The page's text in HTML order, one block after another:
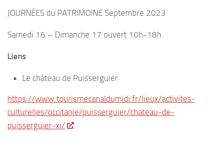
JOURNÉES du PATRIMOINE Septembre 2023
Samedi 16 – Dimanche 17 ouvert 10h-18h
Liens
Le château de Puisserguier
https://www.tourismecanaldumidi.fr/lieux/activites-
culturelles/occitanie/puisserguier/chateau-de-
puisserguier-xi/